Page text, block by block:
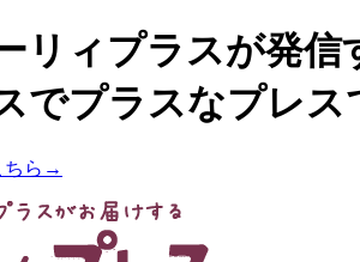
リィプラスが発信
でプラスなプレス
ちら→